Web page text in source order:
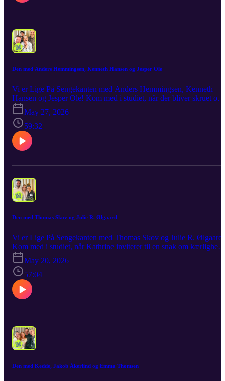
Den med Anders Hemmingsen, Kenneth Hansen og Jesper Ole
Vi er Lige På Sengekanten med Anders Hemmingsen, Kenneth
Hansen og Jesper Ole! Kom med i studiet, når der bliver skruet op
for både humoren, de skæve indspark og de historier, der måske
aldrig burde have ramt en mikrofon. Stemningen er løs, selskabet er
godt, og samtalen tager præcis de drejninger, man håber på – og et
par stykker man ikke ser komme. Det er kaotisk, det er sjovt, det er
Lige På Sengekanten!
May 27, 2026
59:32
Den med Thomas Skov og Julie R. Ølgaard
Vi er Lige På Sengekanten med Thomas Skov og Julie R. Ølgaard!
Kom med i studiet, når Kathrine inviterer til en snak om kærlighed,
relationer, akavede historier og alt det, der kan være både skørt,
akavet og overraskende og en smule under bæltestedet. Med
Thomas og Julie ved mikrofonerne er der lagt op til en samtale med
både ærlighed, humor og et par uventede drejninger undervejs, og
hvor grinene sidder løst, stemningen er afslappet, Som altid bliver
det leveret råt, ærligt og med et glimt i øjet. Det er nærværende, det
May 20, 2026
57:04
Den med Kedde, Jakob Åkerlind og Emma Thomsen